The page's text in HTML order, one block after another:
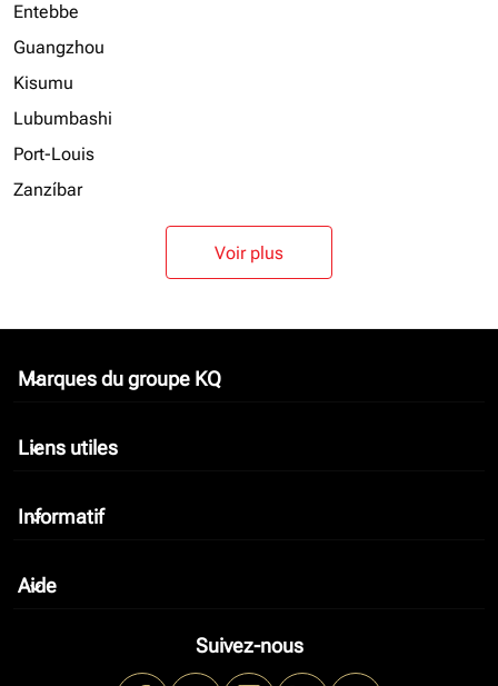
Entebbe
Guangzhou
Kisumu
Lubumbashi
Port-Louis
Zanzíbar
Voir plus
Marques du groupe KQ
keyboard_arrow_down
Liens utiles
keyboard_arrow_down
Informatif
keyboard_arrow_down
Aide
keyboard_arrow_down
Suivez-nous